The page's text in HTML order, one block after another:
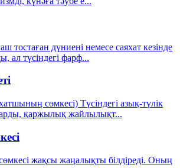
тостаған дүниені немесе саяхат кезінде
ал түсіндегі фарф...
сөмкесі) Түсіндегі азық-түлік
қаржылық жайлылықт...
жақсы жаңалықты білдіреді. Оның